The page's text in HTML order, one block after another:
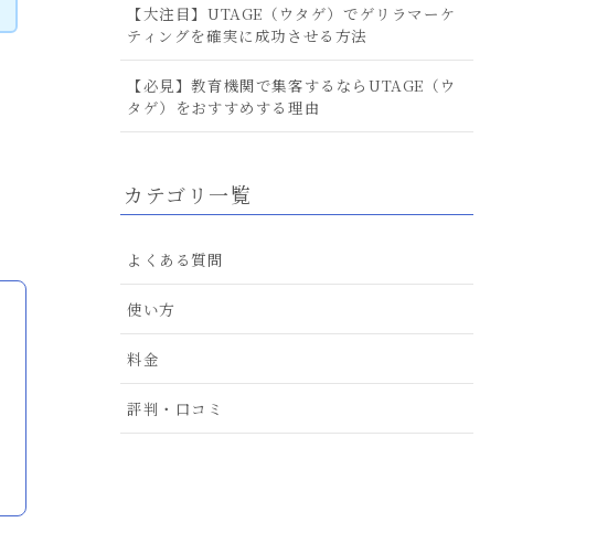
【大注目】UTAGE（ウタゲ）でゲリラマーケ
ティングを確実に成功させる方法
【必見】教育機関で集客するならUTAGE（ウ
タゲ）をおすすめする理由
カテゴリ一覧
よくある質問
使い方
料金
評判・口コミ